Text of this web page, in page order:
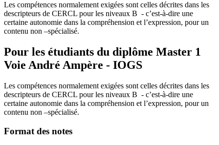
Les compétences normalement exigées sont celles décrites dans les
descripteurs de CERCL pour les niveaux B - c’est-à-dire une
certaine autonomie dans la compréhension et l’expression, pour un
contenu non –spécialisé.
Pour les étudiants du diplôme Master 1
Voie André Ampère - IOGS
Les compétences normalement exigées sont celles décrites dans les
descripteurs de CERCL pour les niveaux B - c’est-à-dire une
certaine autonomie dans la compréhension et l’expression, pour un
contenu non –spécialisé.
Format des notes